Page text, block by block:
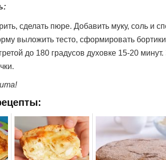
сделать пюре. Добавить муку, соль и
выложить тесто, сформировать
до 180 градусов духовке 15-20